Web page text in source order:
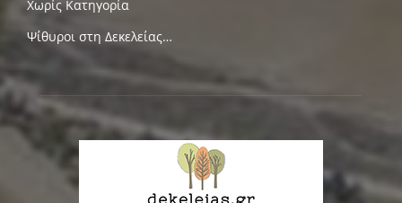
Χωρίς Κατηγορία
Ψίθυροι στη Δεκελείας…